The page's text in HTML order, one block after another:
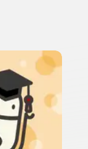
關鍵字